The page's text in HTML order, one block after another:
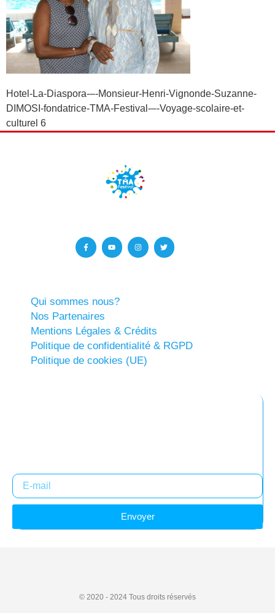
Hotel-La-Diaspora-–-Monsieur-Henri-Vignonde-Suzanne-
DIMOSI-fondatrice-TMA-Festival-–-Voyage-scolaire-et-
culturel 6
Qui sommes nous?
Nos Partenaires
Mentions Légales & Crédits
Politique de confidentialité & RGPD
Politique de cookies (UE)
Envoyer
© 2020 - 2024 Tous droits réservés